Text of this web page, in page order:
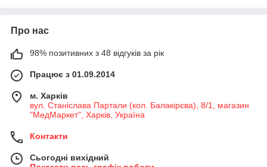
Про нас
98% позитивних з 48 відгуків за рік
Працює з 01.09.2014
м. Харків
вул. Станіслава Партали (кол. Балакірєва), 8/1, магазин
"МедМаркет", Харків, Україна
Контакти
Сьогодні вихідний